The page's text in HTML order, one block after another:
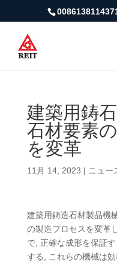
建築用鋳
石材要素
を変革
11月 14, 2023 | ニュー
建築用鋳造石材製品機
の製造プロセスを変革
で, 正確な成形を保証
する, これらの機械は